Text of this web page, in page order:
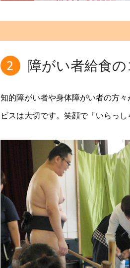
障がい者給食
知的障がい者や身体障がい者の方
ビスは大切です。笑顔で「いらっ